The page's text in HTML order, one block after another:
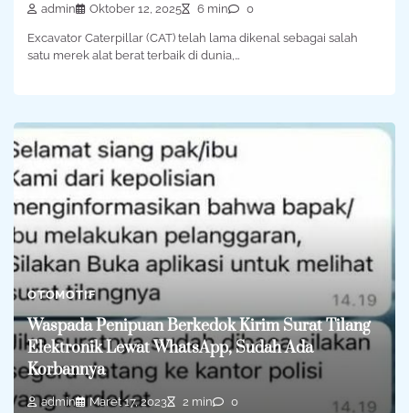
admin Oktober 12, 2025 6 min 0
Excavator Caterpillar (CAT) telah lama dikenal sebagai salah
satu merek alat berat terbaik di dunia,…
OTOMOTIF
Waspada Penipuan Berkedok Kirim Surat Tilang
Elektronik Lewat WhatsApp, Sudah Ada
Korbannya
admin Maret 17, 2023 2 min 0